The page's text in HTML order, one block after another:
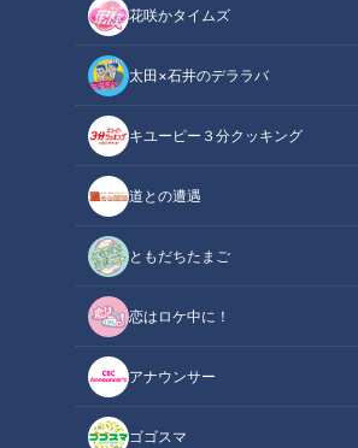
花咲かタイムズ
太田×石井のデララバ
キユーピー３分クッキング
道との遭遇
ともだちたまご
恋はロケ中に！
アナウンサー
ゴゴスマ
他人には言えない...女性器の色が変わる悩み
この記事の画像